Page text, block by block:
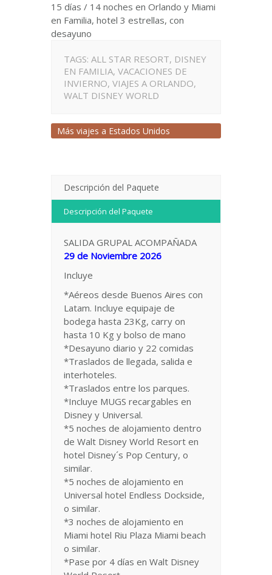
15 días / 14 noches en Orlando y Miami
en Familia, hotel 3 estrellas, con
desayuno
TAGS: ALL STAR RESORT, DISNEY
EN FAMILIA, VACACIONES DE
INVIERNO, VIAJES A ORLANDO,
WALT DISNEY WORLD
Más viajes a Estados Unidos
Descripción del Paquete
Descripción del Paquete
SALIDA GRUPAL ACOMPAÑADA
29 de Noviembre 2026
Incluye
*Aéreos desde Buenos Aires con
Latam. Incluye equipaje de
bodega hasta 23Kg, carry on
hasta 10 Kg y bolso de mano
*Desayuno diario y 22 comidas
*Traslados de llegada, salida e
interhoteles.
*Traslados entre los parques.
*Incluye MUGS recargables en
Disney y Universal.
*5 noches de alojamiento dentro
de Walt Disney World Resort en
hotel Disney´s Pop Century, o
similar.
*5 noches de alojamiento en
Universal hotel Endless Dockside,
o similar.
*3 noches de alojamiento en
Miami hotel Riu Plaza Miami beach
o similar.
*Pase por 4 días en Walt Disney